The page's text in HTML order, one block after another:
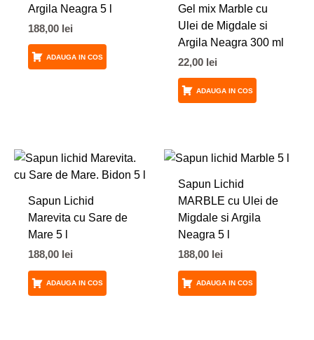
Argila Neagra 5 l
188,00 lei
ADAUGA IN COS
Gel mix Marble cu
Ulei de Migdale si
Argila Neagra 300 ml
22,00 lei
ADAUGA IN COS
Sapun Lichid
Marevita cu Sare de
Mare 5 l
188,00 lei
ADAUGA IN COS
Sapun Lichid
MARBLE cu Ulei de
Migdale si Argila
Neagra 5 l
188,00 lei
ADAUGA IN COS